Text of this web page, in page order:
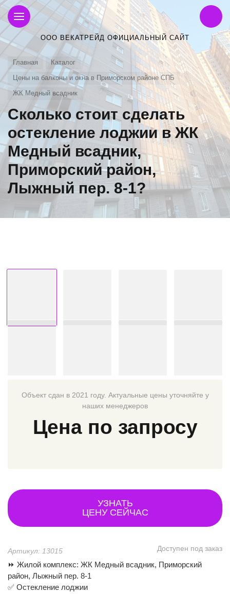
ООО ВЕКАТРЕЙД ОФИЦИАЛЬНЫЙ САЙТ
Главная
Каталог
Цены на балконы и окна в Приморском районе СПБ
ЖК Медный всадник
Сколько стоит сделать
остекление лоджии в ЖК
Медный всадник,
Приморский район,
Лыжный пер. 8-1?
Артикул: 13015 Доступен под заказ
⏩ Жилой комплекс: ЖК Медный всадник, Приморский
район, Лыжный пер. 8-1
✅ Остекление лоджии
Объект сдан в 2021 году. Актуальные цены уточняйте у
наших менеджеров
Цена по запросу
УЗНАТЬ
ЦЕНУ СЕЙЧАС